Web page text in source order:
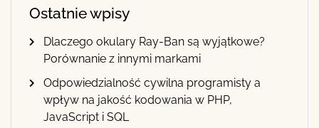
Ostatnie wpisy
Dlaczego okulary Ray-Ban są wyjątkowe?
Porównanie z innymi markami
Odpowiedzialność cywilna programisty a
wpływ na jakość kodowania w PHP,
JavaScript i SQL